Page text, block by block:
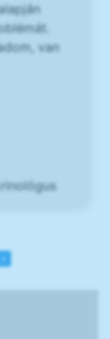
van
»